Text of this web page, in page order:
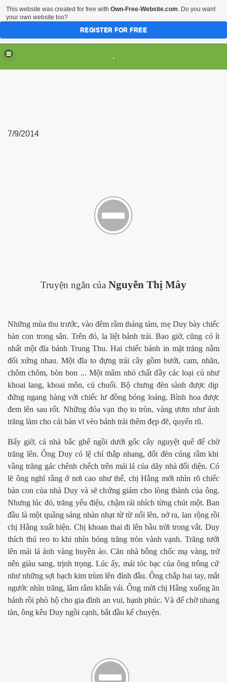
.
7/9/2014
Truyện ngắn của Nguyễn Thị Mây
Những mùa thu trước, vào đêm rằm tháng tám, mẹDuy bày chiếc
bàn con trong sân. Trên đó, la liệt bánh trái. Bao giờ, cũng có ít
nhất một đĩa bánh Trung Thu. Hai chiếc bánh in mặt trăng nằm
đối xứng nhau. Một đĩa to đựng trái cây gồm bưởi, cam, nhãn,
chôm chôm, bòn bon ... Một mâm nhỏchất đầy các loại củ như
khoai lang, khoai môn, củ chuối. Bộ chưng đèn sành được dịp
đứng ngang hàng với chiếc lư đồng bóng loáng. Bình hoa được
đem lên sau rốt. Những đóa vạn thọto tròn, vàngươm nhưánh
trăng làm cho cái bàn vĩ vèo bánh trái thêm đẹp đẽ, quyến rũ.
Bấy giờ, cả nhà bắc ghếngồi dưới gốc cây nguyệt quếđểchờ
trăng lên. Ông Duy có lệchỉ thắp nhang, đốt đèn cúng rằm khi
vầng trăng gác chênh chếch trên mái lá của dãy nhà đối diện. Có
lẽ ông nghĩ rằng ởnơi cao nhưthế, chị Hằng mới nhìn rõ chiếc
bàn con của nhà Duy và sẽchứng giám cho lòng thành của ông.
Nhưng lúc đó, trăng yểu điệu, chậm rải nhích từng chút một. Ban
đầu là một quầng sáng nhàn nhạt từtừ nổi lên, nởra, lan rộng rồi
chị Hằng xuất hiện. Chị khoan thai đi lên bầu trời trong vắt. Duy
thích thú reo to khi nhìn bóng trăng tròn vành vạnh. Trăng tưới
lên mái lá ánh vàng huyền ảo. Căn nhà bỗng chốc mạ vàng, trở
nên giàu sang, trịnh trọng. Lúcấy, mái tóc bạc của ông trông cứ
như những sợi bạch kim trùm lên đỉnh đầu. Ông chắp hai tay, mắt
ngước nhìn trăng, lâm râm khấn vái. Ông mời chị Hằng xuống ăn
bánh rồi phò hộcho gia đình an vui, hạnh phúc. Và đểchờnhang
tàn, ông kêu Duy ngồi cạnh, bắt đầu kể chuyện.
5
This website was created for free with Own-Free-Website.com. Do you want
your own website too?
REGISTER FOR FREE